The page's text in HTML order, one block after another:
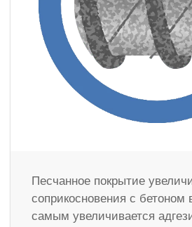
Песчанное покрытие
соприкосновения с бетоном
самым увеличивается